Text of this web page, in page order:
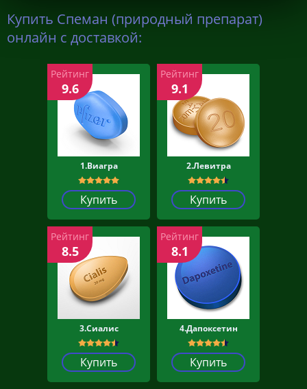
Купить Спеман (природный препарат)
онлайн с доставкой:
1.Виагра
Купить
Рейтинг
9.6
2.Левитра
Купить
Рейтинг
9.1
3.Сиалис
Купить
Рейтинг
8.5
4.Дапоксетин
Купить
Рейтинг
8.1